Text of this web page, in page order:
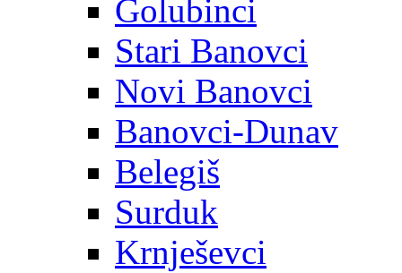
Golubinci
Stari Banovci
Novi Banovci
Banovci-Dunav
Belegiš
Surduk
Krnješevci